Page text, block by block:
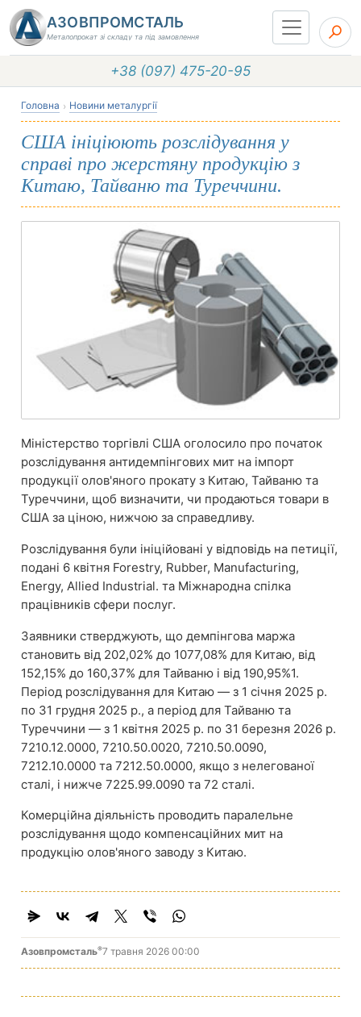
АЗОВПРОМСТАЛЬ
Металопрокат зі складу та під замовлення
+38 (097) 475-20-95
Головна Новини металургії
США ініціюють розслідування у
справі про жерстяну продукцію з
Китаю, Тайваню та Туреччини.
Міністерство торгівлі США оголосило про початок
розслідування антидемпінгових мит на імпорт
продукції олов'яного прокату з Китаю, Тайваню та
Туреччини, щоб визначити, чи продаються товари в
США за ціною, нижчою за справедливу.
Розслідування були ініційовані у відповідь на петиції,
подані 6 квітня Forestry, Rubber, Manufacturing,
Energy, Allied Industrial. та Міжнародна спілка
працівників сфери послуг.
Заявники стверджують, що демпінгова маржа
становить від 202,02% до 1077,08% для Китаю, від
152,15% до 160,37% для Тайваню і від 190,95%1.
Період розслідування для Китаю — з 1 січня 2025 р.
по 31 грудня 2025 р., а період для Тайваню та
Туреччини — з 1 квітня 2025 р. по 31 березня 2026 р.
7210.12.0000, 7210.50.0020, 7210.50.0090,
7212.10.0000 та 7212.50.0000, якщо з нелегованої
сталі, і нижче 7225.99.0090 та 72 сталі.
Комерційна діяльність проводить паралельне
розслідування щодо компенсаційних мит на
продукцію олов'яного заводу з Китаю.
Азовпромсталь®7 травня 2026 00:00